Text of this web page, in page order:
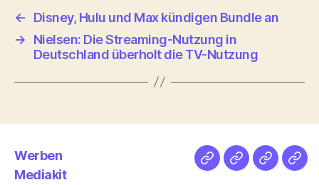
←
Disney, Hulu und Max kündigen Bundle an
→
Nielsen: Die Streaming-Nutzung in
Deutschland überholt die TV-Nutzung
Werben
Mediakit
NetzMedien